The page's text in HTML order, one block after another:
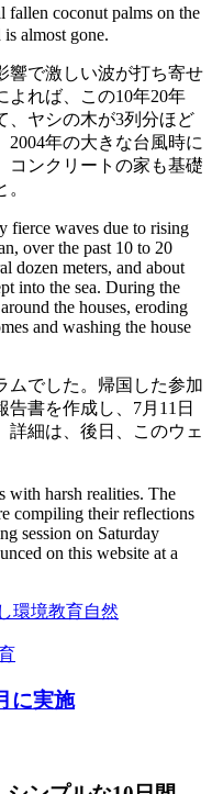
coconut palms on the
almost gone.
で激しい波が打ち寄せ
よれば、この10年20年
、ヤシの木が3列分ほど
年の大きな台風時に
コンクリートの家も基礎
fierce waves due to rising
over the past 10 to 20
dozen meters, and about
into the sea. During the
the houses, eroding
and washing the house
でした。帰国した参加
書を作成し、7月11日
詳細は、後日、このウェ
with harsh realities. The
compiling their reflections
session on Saturday
on this website at a
環境教育自然
に実施